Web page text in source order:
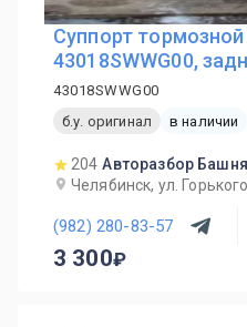
Суппорт тормозной
43018SWWG00,
43018SWWG00
б.у. оригинал
в наличии
204 Авторазбор Башня
Челябинск, ул.
(982) 280-83-57
3 300